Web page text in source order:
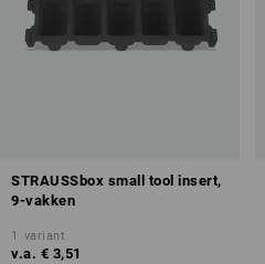
STRAUSSbox small tool insert,
9-vakken
1 variant
v.a. € 3,51